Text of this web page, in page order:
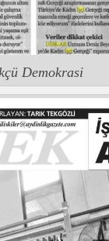
Demokrasi